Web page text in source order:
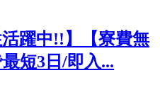
活躍中!!】【寮費無
短3日/即入...